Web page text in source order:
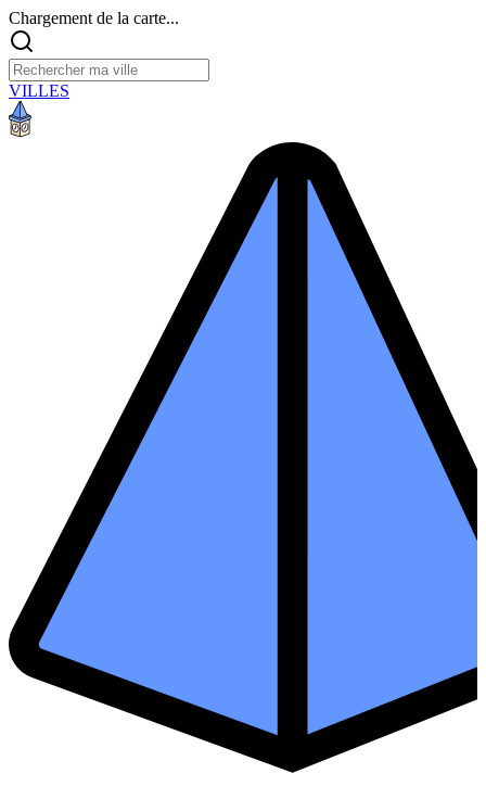
Chargement de la carte...
VILLES